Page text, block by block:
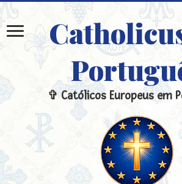
✞ Católicos Europeus em